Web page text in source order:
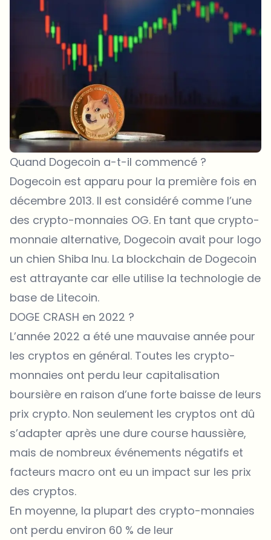
Quand Dogecoin a-t-il commencé ?
Dogecoin est apparu pour la première fois en
décembre 2013. Il est considéré comme l’une
des crypto-monnaies OG. En tant que crypto-
monnaie alternative, Dogecoin avait pour logo
un chien Shiba Inu. La blockchain de Dogecoin
est attrayante car elle utilise la technologie de
base de Litecoin.
DOGE CRASH en 2022 ?
L’année 2022 a été une mauvaise année pour
les cryptos en général. Toutes les crypto-
monnaies ont perdu leur capitalisation
boursière en raison d’une forte baisse de leurs
prix crypto. Non seulement les cryptos ont dû
s’adapter après une dure course haussière,
mais de nombreux événements négatifs et
facteurs macro ont eu un impact sur les prix
des cryptos.
En moyenne, la plupart des crypto-monnaies
ont perdu environ 60 % de leur